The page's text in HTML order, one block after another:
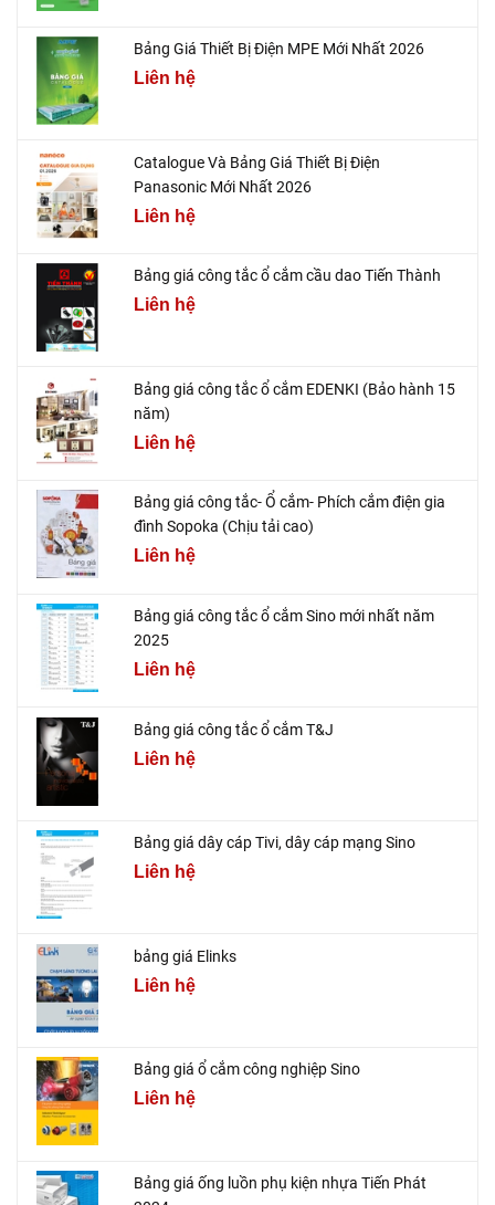
Bảng Giá Thiết Bị Điện MPE Mới Nhất 2026
Liên hệ
Catalogue Và Bảng Giá Thiết Bị Điện
Panasonic Mới Nhất 2026
Liên hệ
Bảng giá công tắc ổ cắm cầu dao Tiến Thành
Liên hệ
Bảng giá công tắc ổ cắm EDENKI (Bảo hành 15
năm)
Liên hệ
Bảng giá công tắc- Ổ cắm- Phích cắm điện gia
đình Sopoka (Chịu tải cao)
Liên hệ
Bảng giá công tắc ổ cắm Sino mới nhất năm
2025
Liên hệ
Bảng giá công tắc ổ cắm T&J
Liên hệ
Bảng giá dây cáp Tivi, dây cáp mạng Sino
Liên hệ
bảng giá Elinks
Liên hệ
Bảng giá ổ cắm công nghiệp Sino
Liên hệ
Bảng giá ống luồn phụ kiện nhựa Tiến Phát